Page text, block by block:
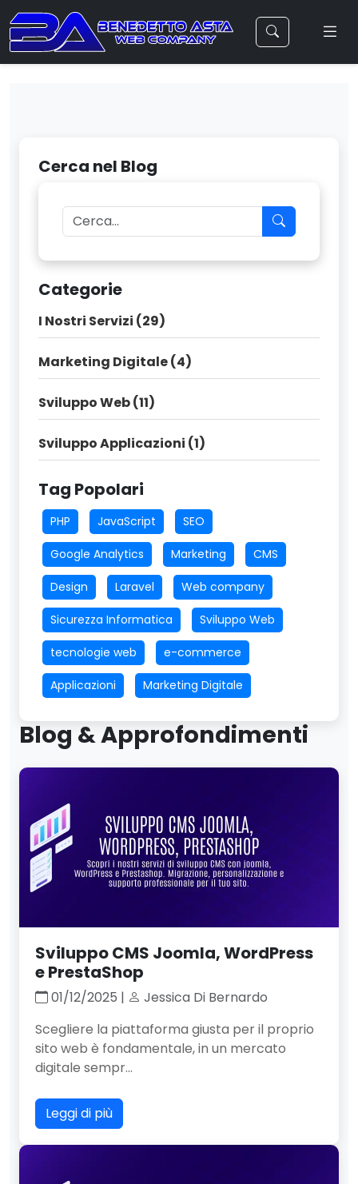
Cerca nel Blog
Categorie
I Nostri Servizi (29)
Marketing Digitale (4)
Sviluppo Web (11)
Sviluppo Applicazioni (1)
Tag Popolari
PHP JavaScript SEO
Google Analytics Marketing CMS
Design Laravel Web company
Sicurezza Informatica Sviluppo Web
tecnologie web e-commerce
Applicazioni Marketing Digitale
Blog & Approfondimenti
Sviluppo CMS Joomla, WordPress
e PrestaShop
01/12/2025 |
Jessica Di Bernardo
Scegliere la piattaforma giusta per il proprio
sito web è fondamentale, in un mercato
digitale sempr...
Leggi di più